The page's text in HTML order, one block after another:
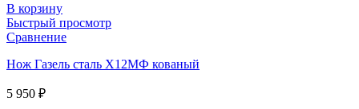
В корзину
Быстрый просмотр
Сравнение
Нож Газель сталь Х12МФ кованый
5 950 ₽